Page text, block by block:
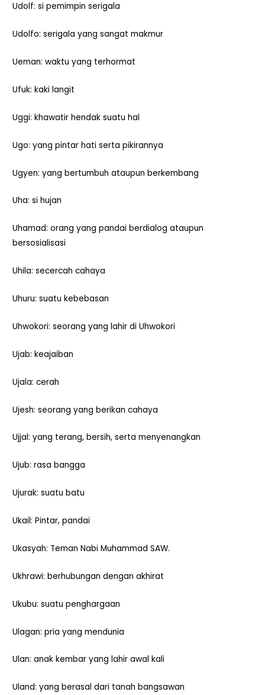
Udolf: si pemimpin serigala
Udolfo: serigala yang sangat makmur
Ueman: waktu yang terhormat
Ufuk: kaki langit
Uggi: khawatir hendak suatu hal
Ugo: yang pintar hati serta pikirannya
Ugyen: yang bertumbuh ataupun berkembang
Uha: si hujan
Uhamad: orang yang pandai berdialog ataupun
bersosialisasi
Uhila: secercah cahaya
Uhuru: suatu kebebasan
Uhwokori: seorang yang lahir di Uhwokori
Ujab: keajaiban
Ujala: cerah
Ujesh: seorang yang berikan cahaya
Ujjal: yang terang, bersih, serta menyenangkan
Ujub: rasa bangga
Ujurak: suatu batu
Ukail: Pintar, pandai
Ukasyah: Teman Nabi Muhammad SAW.
Ukhrawi: berhubungan dengan akhirat
Ukubu: suatu penghargaan
Ulagan: pria yang mendunia
Ulan: anak kembar yang lahir awal kali
Uland: yang berasal dari tanah bangsawan